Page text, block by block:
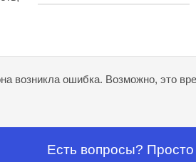
возникла ошибка. Возможно, это
Есть вопросы?